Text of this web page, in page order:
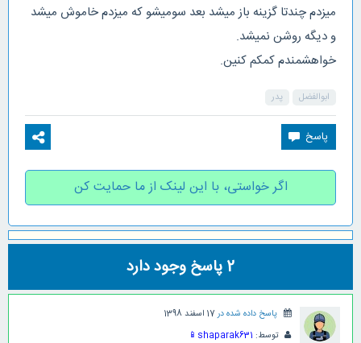
میزدم چندتا گزینه باز میشد بعد سومیشو که میزدم خاموش میشد
و دیگه روشن نمیشد.
خواهشمندم کمکم کنین.
ابوالفضل پدر
اگر خواستی، با این لینک از ما حمایت کن
2پاسخ وجود دارد
پاسخ داده شده در 17 اسفند 1398
توسط: shaparak631
📱